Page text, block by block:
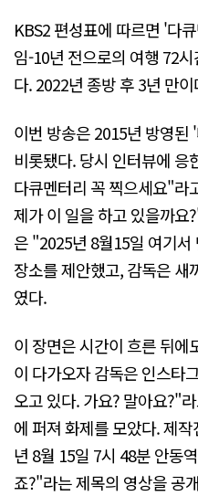
KBS2 편성표에 따르면 '다
임-10년 전으로의 여행 72
다. 2022년 종방 후 3년 만이
이번 방송은 2015년 방영된
비롯됐다. 당시 인터뷰에
다큐멘터리 꼭 찍으세요"라
제가 이 일을 하고 있을까요
은 "2025년 8월15일 여기
장소를 제안했고, 감독은
였다.
이 장면은 시간이 흐른 뒤에
이 다가오자 감독은 인스타
오고 있다. 가요? 말아요?"
에 퍼져 화제를 모았다. 제
년 8월 15일 7시 48분 안동
죠?"라는 제목의 영상을 공